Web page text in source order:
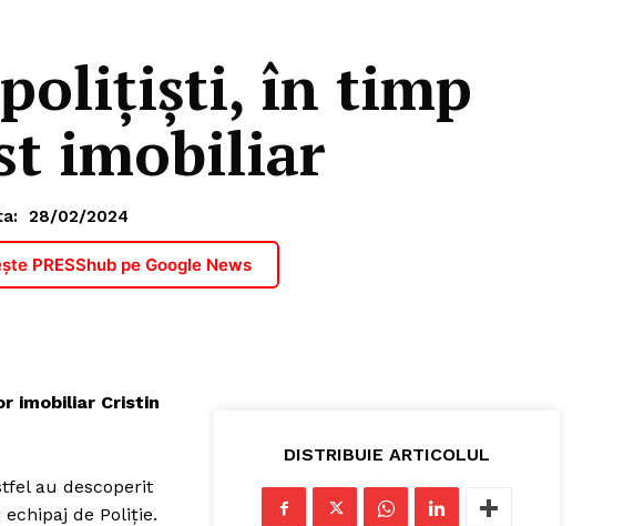
polițiști, în timp
imobiliar
28/02/2024
PRESShub pe Google News
imobiliar Cristin
au descoperit
de Poliţie.
DISTRIBUIE ARTICOLUL